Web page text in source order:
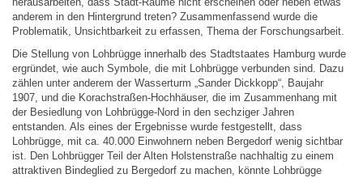
anderem in den Hintergrund treten? Zusammenfassend wurde die
Problematik, Unsichtbarkeit zu erfassen, Thema der Forschungsarbeit.
Die Stellung von Lohbrügge innerhalb des Stadtstaates Hamburg wurde
ergründet, wie auch Symbole, die mit Lohbrügge verbunden sind. Dazu
zählen unter anderem der Wasserturm „Sander Dickkopp“, Baujahr
1907, und die Korachstraßen-Hochhäuser, die im Zusammenhang mit
der Besiedlung von Lohbrügge-Nord in den sechziger Jahren
entstanden. Als eines der Ergebnisse wurde festgestellt, dass
Lohbrügge, mit ca. 40.000 Einwohnern neben Bergedorf wenig sichtbar
ist. Den Lohbrügger Teil der Alten Holstenstraße nachhaltig zu einem
attraktiven Bindeglied zu Bergedorf zu machen, könnte Lohbrügge